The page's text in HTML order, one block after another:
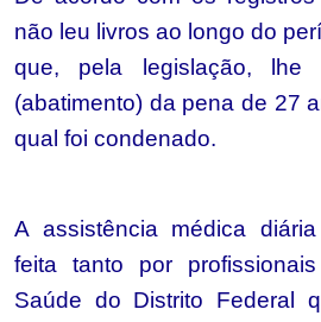
não leu livros ao longo do
que, pela legislação, lhe
(abatimento) da pena de 27
qual foi condenado.
A assistência médica
feita tanto por
Saúde do Distrito Federal